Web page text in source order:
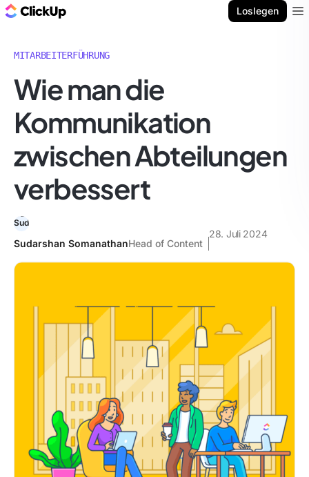
Loslegen
MITARBEITERFÜHRUNG
Wie man die
Kommunikation
zwischen Abteilungen
verbessert
Sudarshan SomanathanHead of Content
28. Juli 2024